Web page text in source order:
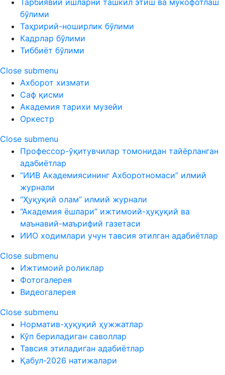
Тарбиявий ишларни ташкил этиш ва мукофотлаш
бўлими
Таҳририй-ноширлик бўлими
Кадрлар бўлими
Тиббиёт бўлими
Close submenu
Ахборот хизмати
Саф қисми
Академия тарихи музейи
Оркестр
Close submenu
Профессор-ўқитувчилар томонидан тайёрланган
адабиётлар
“ИИВ Академиясининг Ахборотномаси” илмий
журнали
“Ҳуқуқий олам” илмий журнали
“Академия ёшлари” ижтимоий-ҳуқуқий ва
маънавий-маърифий газетаси
ИИО ходимлари учун тавсия этилган адабиётлар
Close submenu
Ижтимоий роликлар
Фотогалерея
Видеогалерея
Close submenu
Норматив-ҳуқуқий ҳужжатлар
Кўп бериладиган саволлар
Тавсия этиладиган адабиётлар
Қабул-2026 натижалари